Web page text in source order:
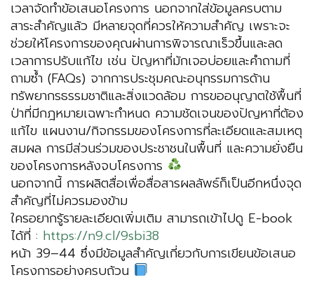
เวลาจัดทำข้อเสนอโครงการ นอกจากใส่ข้อมูลครบตาม
สาระสำคัญแล้ว มีหลายจุดที่ควรให้ความสำคัญ เพราะจะ
ช่วยให้โครงการของคุณผ่านการพิจารณาเร็วขึ้นและลด
เวลาการปรับแก้ไข เช่น ปัญหาที่มักเจอบ่อยและคำถามที่
ถามซ้ำ (FAQs) จากการประชุมคณะอนุกรรมการด้าน
ทรัพยากรธรรมชาติและสิ่งแวดล้อม การขออนุญาตใช้พื้นที่
ป่าที่มีกฎหมายเฉพาะกำหนด ความชัดเจนของปัญหาที่ต้อง
แก้ไข แผนงาน/กิจกรรมของโครงการที่ละเอียดและสมเหตุ
สมผล การมีส่วนร่วมของประชาชนในพื้นที่ และความยั่งยืน
ของโครงการหลังจบโครงการ
นอกจากนี้ การผลิตสื่อเพื่อสื่อสารผลลัพธ์ก็เป็นอีกหนึ่งจุด
สำคัญที่ไม่ควรมองข้าม
ใครอยากรู้รายละเอียดเพิ่มเติม สามารถเข้าไปดู E-book
ได้ที่ : https://n9.cl/9sbi38
หน้า 39–44 ซึ่งมีข้อมูลสำคัญเกี่ยวกับการเขียนข้อเสนอ
โครงการอย่างครบถ้วน